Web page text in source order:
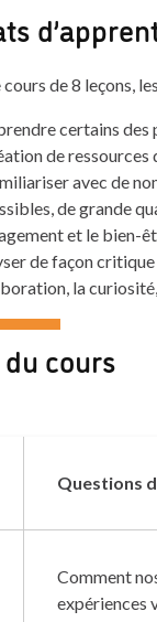
cours de 8 leçons,
certains des
de ressources
avec de
de grande
et le bien-
de façon
la curiosité,
cours
Questions
Comment
expériences